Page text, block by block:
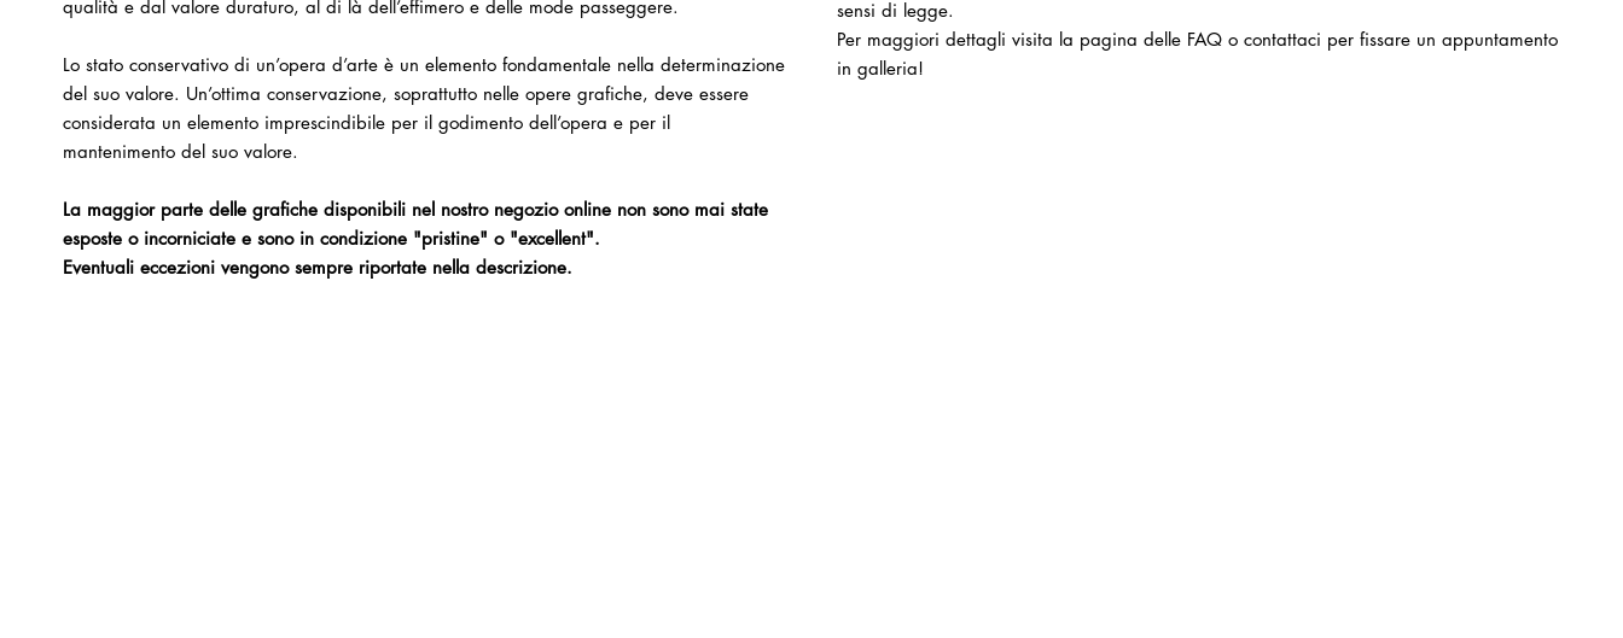
qualità e dal valore duraturo, al di là dell’effimero e delle mode passeggere.
Lo stato conservativo di un’opera d’arte è un elemento fondamentale nella determinazione
del suo valore. Un’ottima conservazione, soprattutto nelle opere grafiche, deve essere
considerata un elemento imprescindibile per il godimento dell’opera e per il
mantenimento del suo valore.
La maggior parte delle grafiche disponibili nel nostro negozio online non sono mai state
esposte o incorniciate e sono in condizione "pristine" o "excellent".
Eventuali eccezioni vengono sempre riportate nella descrizione.
sensi di legge.
Per maggiori dettagli visita la pagina delle FAQ o contattaci per fissare un appuntamento
in galleria!